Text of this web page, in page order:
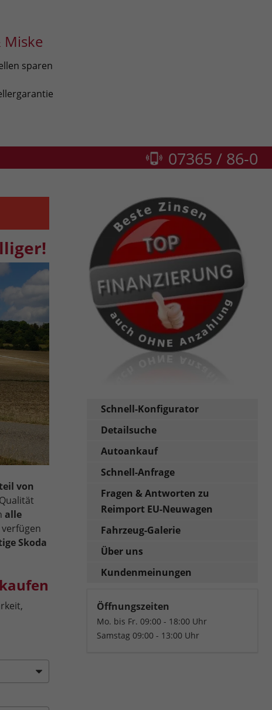
Miske
sparen
07365 / 86-0
von
alle
Skoda
Schnell-Konfigurator
Detailsuche
Autoankauf
Schnell-Anfrage
Fragen & Antworten zu
Reimport EU-Neuwagen
Fahrzeug-Galerie
Über uns
Kundenmeinungen
Öffnungszeiten
Mo. bis Fr. 09:00 - 18:00 Uhr
Samstag 09:00 - 13:00 Uhr